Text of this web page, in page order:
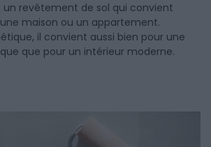
un revêtement de sol qui convient
maison ou un appartement.
il convient aussi bien pour une
que pour un intérieur moderne.